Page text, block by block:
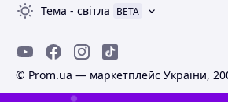
Тема - світла BETA
© Prom.ua — маркетплейс України,